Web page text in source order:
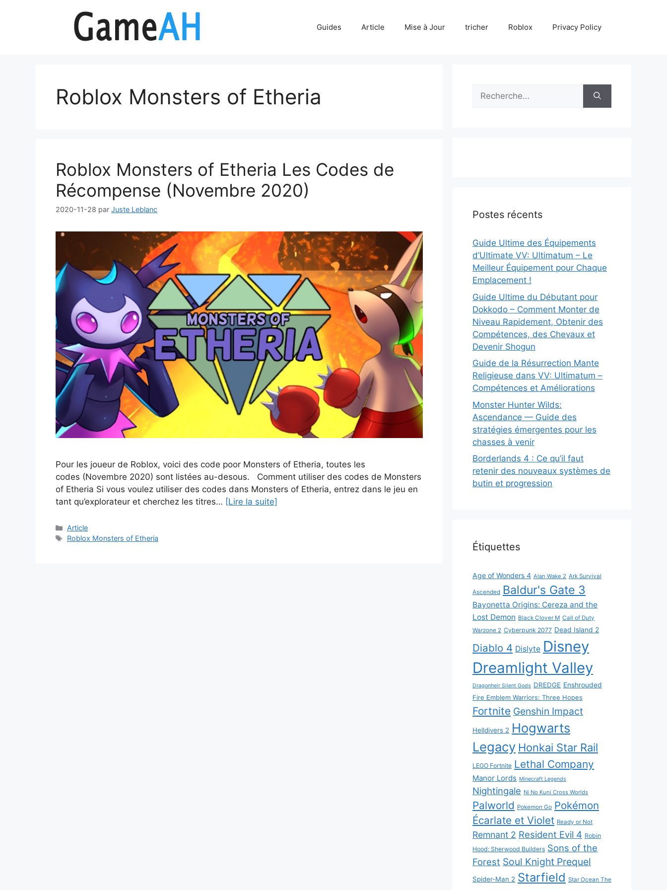
Guides Article Mise à Jour tricher Roblox Privacy Policy
Roblox Monsters of Etheria
Roblox Monsters of Etheria Les Codes de
Récompense (Novembre 2020)
2020-11-28 par Juste Leblanc
Pour les joueur de Roblox, voici des code poor Monsters of Etheria, toutes les
codes (Novembre 2020) sont listées au-desous. Comment utiliser des codes de Monsters
of Etheria Si vous voulez utiliser des codes dans Monsters of Etheria, entrez dans le jeu en
tant qu’explorateur et cherchez les titres… [Lire la suite]
Catégories
Article
Étiquettes
Roblox Monsters of Etheria
Rechercher :
Postes récents
Guide Ultime des Équipements
d’Ultimate VV: Ultimatum – Le
Meilleur Équipement pour Chaque
Emplacement !
Guide Ultime du Débutant pour
Dokkodo – Comment Monter de
Niveau Rapidement, Obtenir des
Compétences, des Chevaux et
Devenir Shogun
Guide de la Résurrection Mante
Religieuse dans VV: Ultimatum –
Compétences et Améliorations
Monster Hunter Wilds:
Ascendance — Guide des
stratégies émergentes pour les
chasses à venir
Borderlands 4 : Ce qu’il faut
retenir des nouveaux systèmes de
butin et progression
Étiquettes
Age of Wonders 4 Alan Wake 2 Ark Survival
Ascended Baldur's Gate 3
Bayonetta Origins: Cereza and the
Lost Demon Black Clover M Call of Duty
Warzone 2 Cyberpunk 2077 Dead Island 2
Diablo 4 Dislyte Disney
Dreamlight Valley
Dragonheir Silent Gods DREDGE Enshrouded
Fire Emblem Warriors: Three Hopes
Fortnite Genshin Impact
Helldivers 2 Hogwarts
Legacy Honkai Star Rail
LEGO Fortnite Lethal Company
Manor Lords Minecraft Legends
Nightingale Ni No Kuni Cross Worlds
Palworld Pokemon Go Pokémon
Écarlate et Violet Ready or Not
Remnant 2 Resident Evil 4 Robin
Hood: Sherwood Builders Sons of the
Forest Soul Knight Prequel
Spider-Man 2 Starfield Star Ocean The